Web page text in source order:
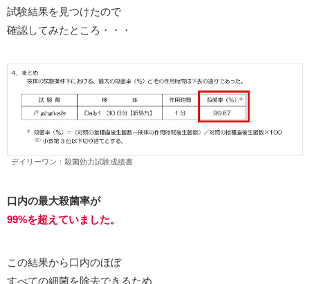
試験結果を見つけたので
確認してみたところ・・・
デイリーワン：殺菌効力試験成績書
口内の最大殺菌率が
99%を超えていました。
この結果から口内のほぼ
すべての細菌を除去できるため